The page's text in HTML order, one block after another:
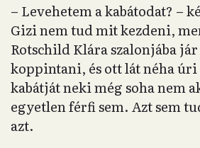
– Levehetem a kabátodat? –
Gizi nem tud mit kezdeni,
Rotschild Klára szalonjába jár
koppintani, és ott lát néha úri
kabátját neki még soha nem
egyetlen férfi sem. Azt sem
azt.